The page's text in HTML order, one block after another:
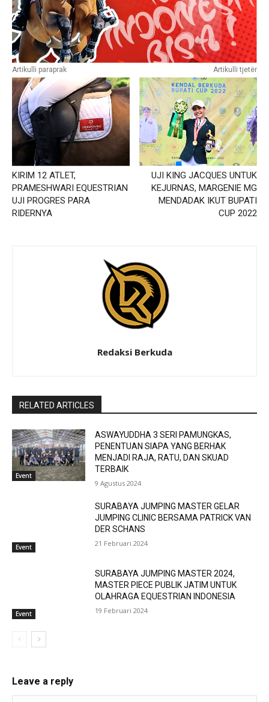
Artikulli paraprak
KIRIM 12 ATLET,
PRAMESHWARI EQUESTRIAN
UJI PROGRES PARA
RIDERNYA
Artikulli tjetër
UJI KING JACQUES UNTUK
KEJURNAS, MARGENIE MG
MENDADAK IKUT BUPATI
CUP 2022
Redaksi Berkuda
RELATED ARTICLES
Event
ASWAYUDDHA 3 SERI PAMUNGKAS,
PENENTUAN SIAPA YANG BERHAK
MENJADI RAJA, RATU, DAN SKUAD
TERBAIK
9 Agustus 2024
Event
SURABAYA JUMPING MASTER GELAR
JUMPING CLINIC BERSAMA PATRICK VAN
DER SCHANS
21 Februari 2024
Event
SURABAYA JUMPING MASTER 2024,
MASTER PIECE PUBLIK JATIM UNTUK
OLAHRAGA EQUESTRIAN INDONESIA
19 Februari 2024
Leave a reply